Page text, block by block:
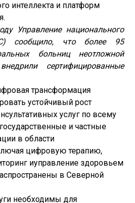
интеллекта и платформ
Управление национального
сообщило, что более 95
больниц неотложной
сертифицированные
трансформация
устойчивый рост
услуг по всему
и частные
в области
цифровую терапию,
иуправление здоровьем
в Северной
необходимы для